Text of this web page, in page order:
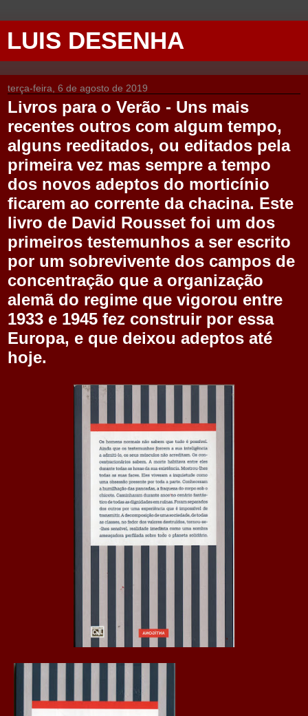
LUIS DESENHA
terça-feira, 6 de agosto de 2019
Livros para o Verão - Uns mais
recentes outros com algum tempo,
alguns reeditados, ou editados pela
primeira vez mas sempre a tempo
dos novos adeptos do morticínio
ficarem ao corrente da chacina. Este
livro de David Rousset foi um dos
primeiros testemunhos a ser escrito
por um sobrevivente dos campos de
concentração que a organização
alemã do regime que vigorou entre
1933 e 1945 fez construir por essa
Europa, e que deixou adeptos até
hoje.